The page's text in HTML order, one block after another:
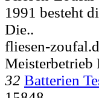
1991 besteht
Die..
fliesen-
Meisterbetrieb
32 Batterien